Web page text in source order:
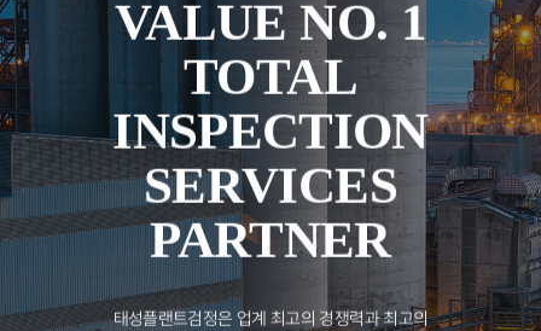
VALUE NO. 1
TOTAL
INSPECTION
SERVICES
PARTNER
태성플랜트검정은 업계 최고의 경쟁력과 최고의
VALUE NO. 1
TOTAL
INSPECTION
SERVICES
PARTNER